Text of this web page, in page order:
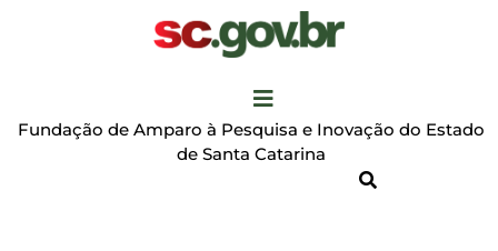
Fundação de Amparo à Pesquisa e Inovação do Estado
de Santa Catarina